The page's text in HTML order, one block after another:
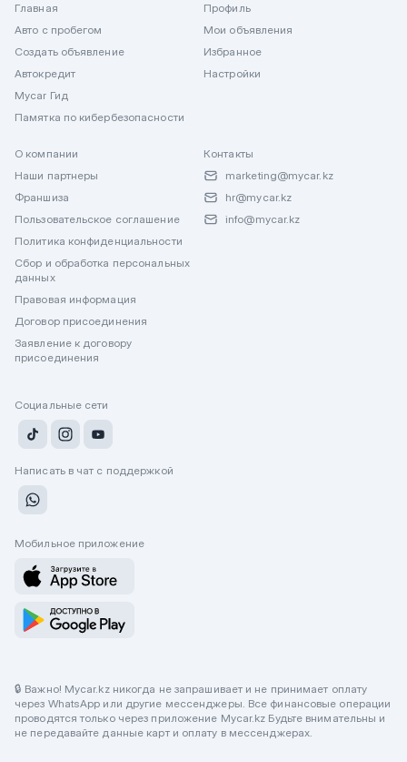
Главная
Авто с пробегом
Создать объявление
Автокредит
Mycar Гид
Памятка по кибербезопасности
Профиль
Мои объявления
Избранное
Настройки
О компании
Наши партнеры
Франшиза
Пользовательское соглашение
Политика конфиденциальности
Сбор и обработка персональных
данных
Правовая информация
Договор присоединения
Заявление к договору
присоединения
Контакты
marketing@mycar.kz
hr@mycar.kz
info@mycar.kz
Социальные сети
Написать в чат с поддержкой
Мобильное приложение
🔒 Важно! Mycar.kz никогда не запрашивает и не принимает оплату
через WhatsApp или другие мессенджеры. Все финансовые операции
проводятся только через приложение Mycar.kz Будьте внимательны и
не передавайте данные карт и оплату в мессенджерах.